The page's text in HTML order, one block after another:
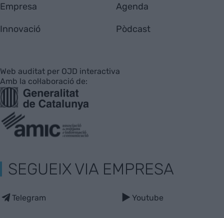
Empresa
Innovació
Agenda
Pòdcast
Web auditat per OJD interactiva
Amb la col·laboració de:
SEGUEIX VIA EMPRESA
Telegram Youtube